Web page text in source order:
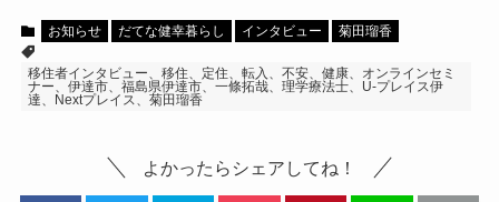
お知らせ だてな健幸暮らし インタビュー 菊田瑠香
移住者インタビュー、移住、定住、転入、不安、健康、オンラインセミ
ナー、伊達市、福島県伊達市、一條拓哉、理学療法士、U-プレイス伊
達、Nextプレイス、菊田瑠香
よかったらシェアしてね！